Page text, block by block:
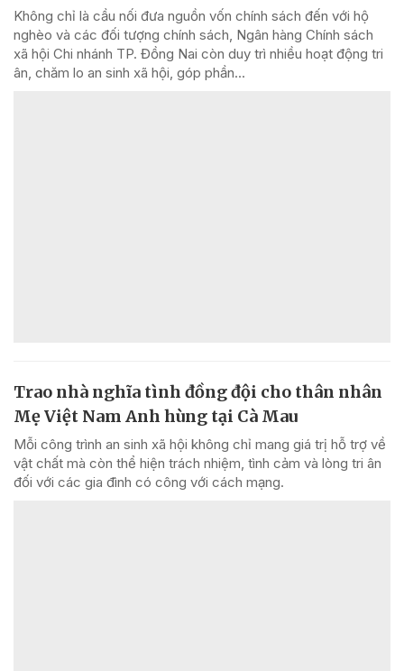
Không chỉ là cầu nối đưa nguồn vốn chính sách đến với hộ
nghèo và các đối tượng chính sách, Ngân hàng Chính sách
xã hội Chi nhánh TP. Đồng Nai còn duy trì nhiều hoạt động tri
ân, chăm lo an sinh xã hội, góp phần...
Trao nhà nghĩa tình đồng đội cho thân nhân
Mẹ Việt Nam Anh hùng tại Cà Mau
Mỗi công trình an sinh xã hội không chỉ mang giá trị hỗ trợ về
vật chất mà còn thể hiện trách nhiệm, tình cảm và lòng tri ân
đối với các gia đình có công với cách mạng.